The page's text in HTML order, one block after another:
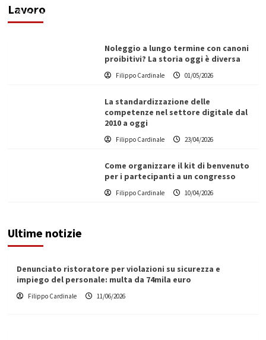
LavoroFilippo Cardinale
Noleggio a lungo termine con canoni
proibitivi? La storia oggi è diversa
Filippo Cardinale 01/05/2026
La standardizzazione delle
competenze nel settore digitale dal
2010 a oggi
Filippo Cardinale 23/04/2026
Come organizzare il kit di benvenuto
per i partecipanti a un congresso
Filippo Cardinale 10/04/2026
Ultime notizie
Denunciato ristoratore per violazioni su sicurezza e
impiego del personale: multa da 74mila euro
Filippo Cardinale 11/06/2026